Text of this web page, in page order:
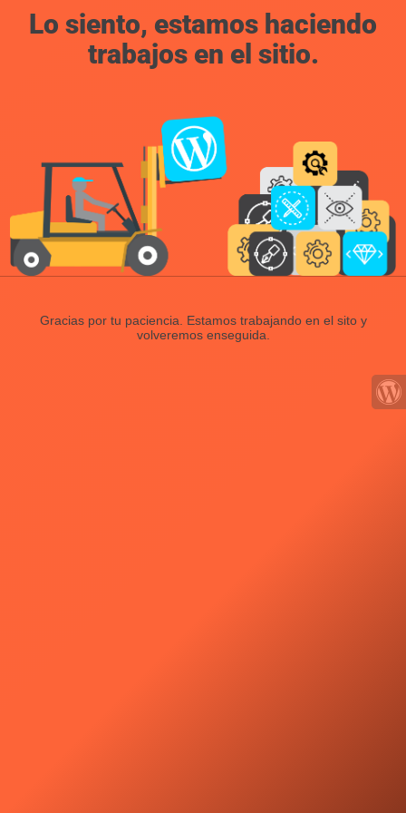
Lo siento, estamos haciendo
trabajos en el sitio.
Gracias por tu paciencia. Estamos trabajando en el sito y
volveremos enseguida.